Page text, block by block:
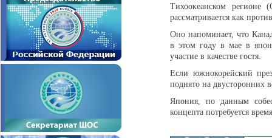
Тихоокеанском
рассматривается как
Оно напоминает, что
в этом году в мае в
участие в качестве гостя.
Если южнокорейский
поднято на двусторонних
Япония, по данным
концепта потребуется